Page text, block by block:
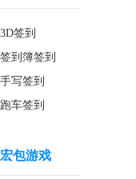
3D签到
签到簿签到
手写签到
跑车签到
宏包游戏